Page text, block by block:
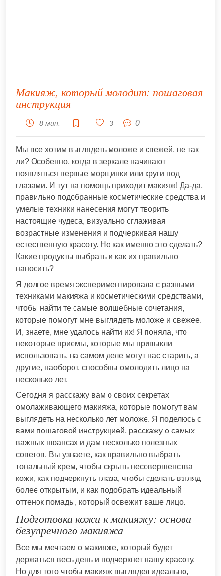
Макияж, который молодит: пошаговая
инструкция
8 мин. 3 0
Мы все хотим выглядеть моложе и свежей, не так
ли? Особенно, когда в зеркале начинают
появляться первые морщинки или круги под
глазами. И тут на помощь приходит макияж! Да-да,
правильно подобранные косметические средства и
умелые техники нанесения могут творить
настоящие чудеса, визуально сглаживая
возрастные изменения и подчеркивая нашу
естественную красоту. Но как именно это сделать?
Какие продукты выбрать и как их правильно
наносить?
Я долгое время экспериментировала с разными
техниками макияжа и косметическими средствами,
чтобы найти те самые волшебные сочетания,
которые помогут мне выглядеть моложе и свежее.
И, знаете, мне удалось найти их! Я поняла, что
некоторые приемы, которые мы привыкли
использовать, на самом деле могут нас старить, а
другие, наоборот, способны омолодить лицо на
несколько лет.
Сегодня я расскажу вам о своих секретах
омолаживающего макияжа, которые помогут вам
выглядеть на несколько лет моложе. Я поделюсь с
вами пошаговой инструкцией, расскажу о самых
важных нюансах и дам несколько полезных
советов. Вы узнаете, как правильно выбрать
тональный крем, чтобы скрыть несовершенства
кожи, как подчеркнуть глаза, чтобы сделать взгляд
более открытым, и как подобрать идеальный
оттенок помады, который освежит ваше лицо.
Подготовка кожи к макияжу: основа
безупречного макияжа
Все мы мечтаем о макияже, который будет
держаться весь день и подчеркнет нашу красоту.
Но для того чтобы макияж выглядел идеально,